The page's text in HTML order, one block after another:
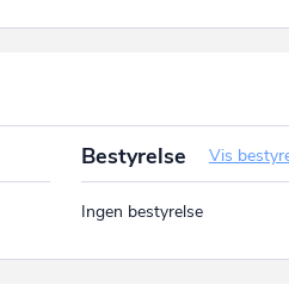
Vestergade 81C, 8600
Bestyrelse Vis
Ingen bestyrelse